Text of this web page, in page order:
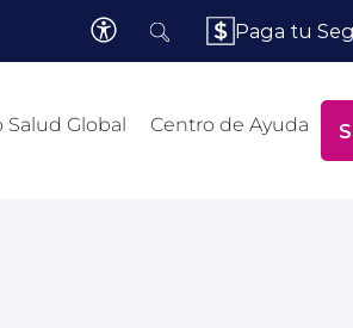
Paga tu
Salud Global Centro de Ayuda